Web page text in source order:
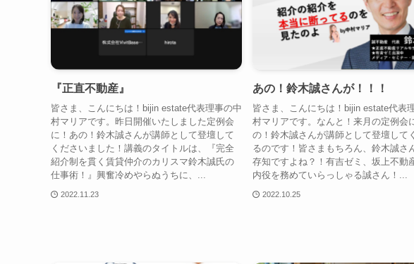
『正直不動産』
皆さま、こんにちは！bijin estate代表理事の中
村マリアです。昨日開催いたしました定例会
に！あの！鈴木誠さんが講師として登壇して
くださいました！講義のタイトルは、『完全
紹介制を貫く賃貸仲介のカリスマ鈴木誠氏の
仕事術！』興奮冷めやらぬうちに、...
2022.11.23
あの！鈴木誠さんが！！！
皆さま、こんにちは！bijin estate代表
村マリアです。なんと！来月の定例会
の！鈴木誠さんが講師として登壇して
るのです！皆さまもちろん、鈴木誠さ
存知ですよね？！有吉ゼミ、坂上不動
内役を務めていらっしゃる誠さん！...
2022.10.25